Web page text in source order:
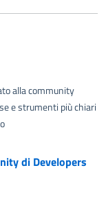
alla community
e strumenti più chiari
di Developers